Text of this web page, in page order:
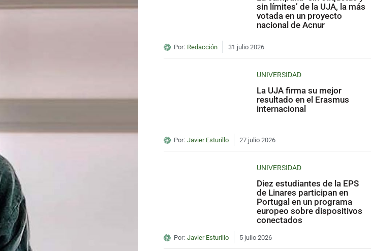
sin límites’ de la UJA, la más
votada en un proyecto
nacional de Acnur
Por: Redacción 31 julio 2026
UNIVERSIDAD
La UJA firma su mejor
resultado en el Erasmus
internacional
Por: Javier Esturillo 27 julio 2026
UNIVERSIDAD
Diez estudiantes de la EPS
de Linares participan en
Portugal en un programa
europeo sobre dispositivos
conectados
Por: Javier Esturillo 5 julio 2026